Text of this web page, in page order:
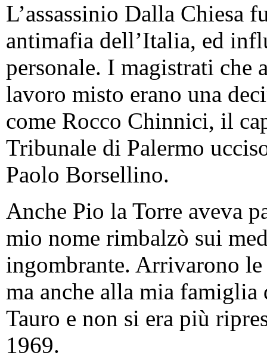
L’assassinio Dalla Chiesa
antimafia dell’Italia, ed
personale. I magistrati
lavoro misto erano una
come Rocco Chinnici, il
Tribunale di Palermo
Paolo Borsellino.
Anche Pio la Torre aveva
mio nome rimbalzò sui
ingombrante. Arrivarono
ma anche alla mia
Tauro e non si era più
1969.